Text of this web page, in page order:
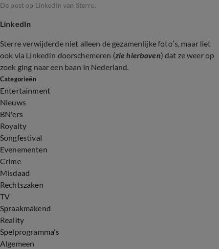
De post op LinkedIn van Sterre.
LinkedIn
Sterre verwijderde niet alleen de gezamenlijke foto’s, maar liet
ook via LinkedIn doorschemeren (zie hierboven) dat ze weer op
zoek ging naar een baan in Nederland.
Categorieën
Entertainment
Nieuws
BN'ers
Royalty
Songfestival
Evenementen
Crime
Misdaad
Rechtszaken
TV
Spraakmakend
Reality
Spelprogramma's
Algemeen